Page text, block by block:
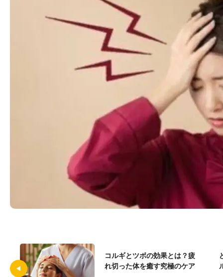
コルギとツボの効果とは？疲
れ切った体を癒す究極のケア